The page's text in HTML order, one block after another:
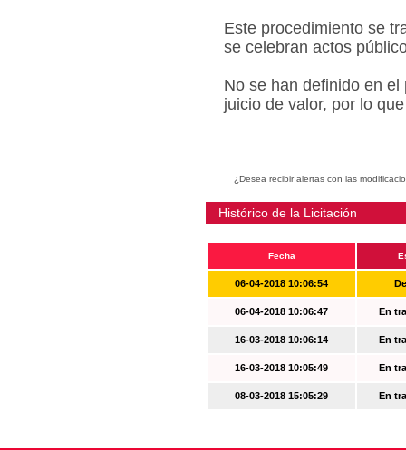
Este procedimiento se
se celebran actos
No se han definido en
juicio de valor, por lo
¿Desea recibir alertas con las
Histórico de la Licitación
Fecha
06-04-2018 10:06:54
06-04-2018 10:06:47 En
16-03-2018 10:06:14 En
16-03-2018 10:05:49 En
08-03-2018 15:05:29 En